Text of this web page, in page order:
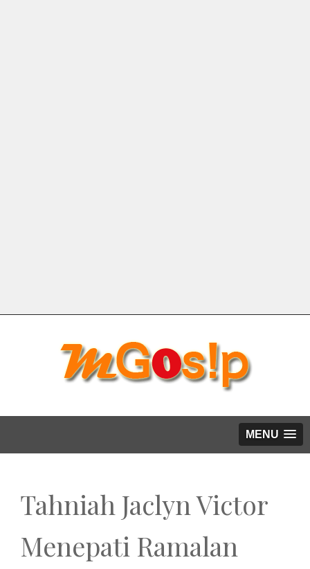
MENU
Tahniah Jaclyn Victor
Menepati Ramalan